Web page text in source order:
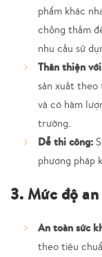
phẩm khác
chống thấm
nhu cầu sử
Thân thiện
sản xuất theo
và có hàm
trường.
Dễ thi công:
phương pháp
3. Mức độ
An toàn sức
theo tiêu